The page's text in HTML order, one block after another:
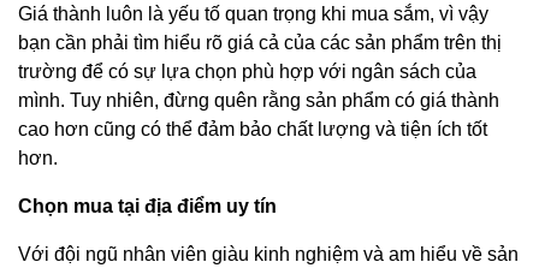
Giá thành luôn là yếu tố quan trọng khi mua sắm, vì vậy
bạn cần phải tìm hiểu rõ giá cả của các sản phẩm trên thị
trường để có sự lựa chọn phù hợp với ngân sách của
mình. Tuy nhiên, đừng quên rằng sản phẩm có giá thành
cao hơn cũng có thể đảm bảo chất lượng và tiện ích tốt
hơn.
Chọn mua tại địa điểm uy tín
Với đội ngũ nhân viên giàu kinh nghiệm và am hiểu về sản